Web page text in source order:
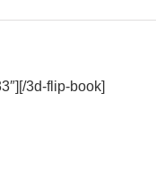
3d-flip-book]